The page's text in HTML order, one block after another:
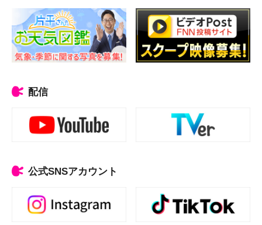
配信
公式SNSアカウント